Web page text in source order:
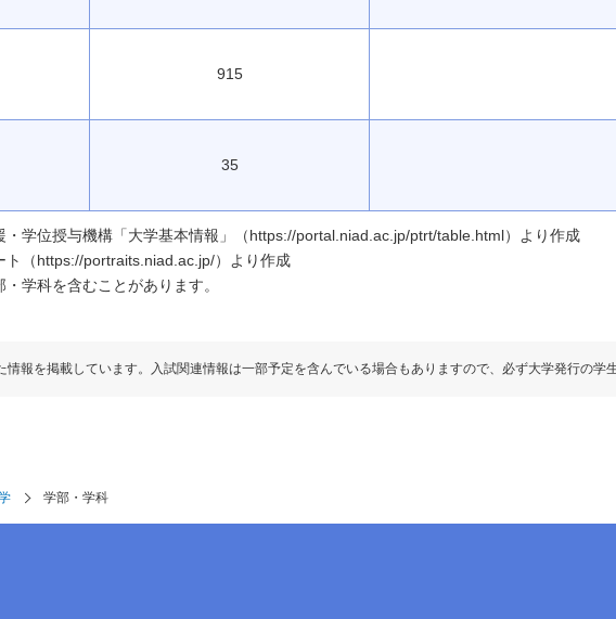
915
35
・学位授与機構「大学基本情報」（https://portal.niad.ac.jp/ptrt/table.html）より作成
ト（https://portraits.niad.ac.jp/）より作成
学科を含むことがあります。
報を掲載しています。入試関連情報は一部予定を含んでいる場合もありますので、必ず大学発行の学
学部・学科